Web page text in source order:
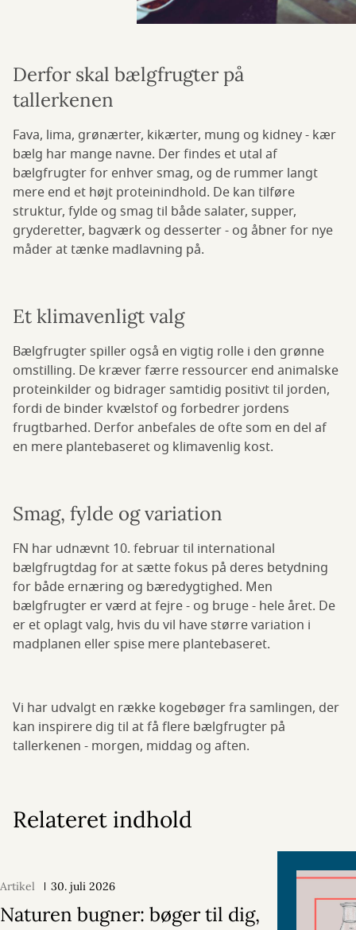
Derfor skal bælgfrugter på
tallerkenen
Fava, lima, grønærter, kikærter, mung og kidney - kær
bælg har mange navne. Der findes et utal af
bælgfrugter for enhver smag, og de rummer langt
mere end et højt proteinindhold. De kan tilføre
struktur, fylde og smag til både salater, supper,
gryderetter, bagværk og desserter - og åbner for nye
måder at tænke madlavning på.
Et klimavenligt valg
Bælgfrugter spiller også en vigtig rolle i den grønne
omstilling. De kræver færre ressourcer end animalske
proteinkilder og bidrager samtidig positivt til jorden,
fordi de binder kvælstof og forbedrer jordens
frugtbarhed. Derfor anbefales de ofte som en del af
en mere plantebaseret og klimavenlig kost.
Smag, fylde og variation
FN har udnævnt 10. februar til international
bælgfrugtdag for at sætte fokus på deres betydning
for både ernæring og bæredygtighed. Men
bælgfrugter er værd at fejre - og bruge - hele året. De
er et oplagt valg, hvis du vil have større variation i
madplanen eller spise mere plantebaseret.
Vi har udvalgt en række kogebøger fra samlingen, der
kan inspirere dig til at få flere bælgfrugter på
tallerkenen - morgen, middag og aften.
Relateret indhold
Artikel 30. juli 2026
Naturen bugner: bøger til dig,